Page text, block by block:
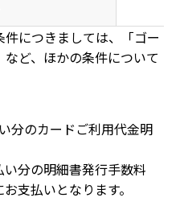
につきましては、「ゴー
ど、ほかの条件について
分のカードご利用代金明
分の明細書発行手数料
支払いとなります。